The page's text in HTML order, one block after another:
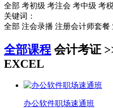
全部 考初级 考注会 考中级 考
关键词：
全部 注会录播 注册会计师套餐
全部课程 会计考证
EXCEL
办公软件职场速通班